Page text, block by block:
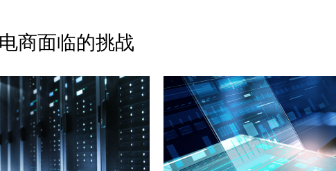
商面临的挑战